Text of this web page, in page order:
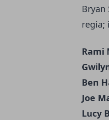
regia;
Rami
Ben
Joe
Lucy